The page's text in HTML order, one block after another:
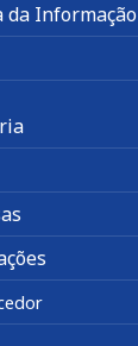
da Informação